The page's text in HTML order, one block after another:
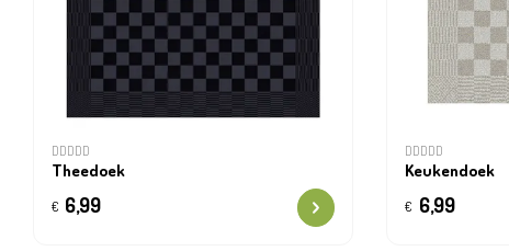
DDDDD
Theedoek
€ 6,99
DDDDD
Keukendoek
€ 6,99